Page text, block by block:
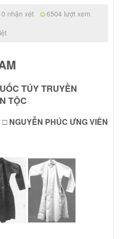
0 nhận xét
6504 lượt xem
TÚY TRUYỀN
TỘC
□ NGUYỄN PHÚC ƯNG VIÊN